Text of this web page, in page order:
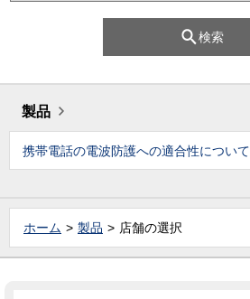
検索
製品
携帯電話の電波防護への適合性について
ホーム 製品 店舗の選択